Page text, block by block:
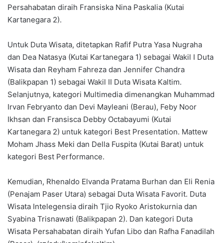
Persahabatan diraih Fransiska Nina Paskalia (Kutai
Kartanegara 2).
Untuk Duta Wisata, ditetapkan Rafif Putra Yasa Nugraha
dan Dea Natasya (Kutai Kartanegara 1) sebagai Wakil I Duta
Wisata dan Reyham Fahreza dan Jennifer Chandra
(Balikpapan 1) sebagai Wakil II Duta Wisata Kaltim.
Selanjutnya, kategori Multimedia dimenangkan Muhammad
Irvan Febryanto dan Devi Mayleani (Berau), Feby Noor
Ikhsan dan Fransisca Debby Octabayumi (Kutai
Kartanegara 2) untuk kategori Best Presentation. Mattew
Moham Jhass Meki dan Della Fuspita (Kutai Barat) untuk
kategori Best Performance.
Kemudian, Rhenaldo Elvanda Pratama Burhan dan Eli Renia
(Penajam Paser Utara) sebagai Duta Wisata Favorit. Duta
Wisata Intelegensia diraih Tjio Ryoko Aristokurnia dan
Syabina Trisnawati (Balikpapan 2). Dan kategori Duta
Wisata Persahabatan diraih Yufan Libo dan Rafha Fanadilah